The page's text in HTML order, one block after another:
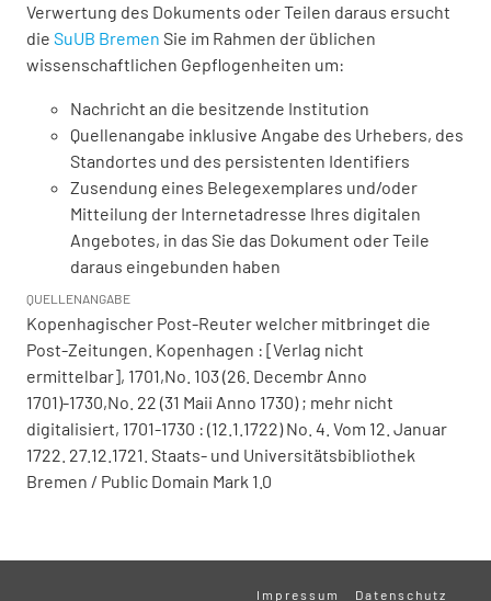
Verwertung des Dokuments oder Teilen daraus ersucht
die SuUB Bremen Sie im Rahmen der üblichen
wissenschaftlichen Gepflogenheiten um:
Nachricht an die besitzende Institution
Quellenangabe inklusive Angabe des Urhebers, des
Standortes und des persistenten Identifiers
Zusendung eines Belegexemplares und/oder
Mitteilung der Internetadresse Ihres digitalen
Angebotes, in das Sie das Dokument oder Teile
daraus eingebunden haben
QUELLENANGABE
Kopenhagischer Post-Reuter welcher mitbringet die
Post-Zeitungen. Kopenhagen : [Verlag nicht
ermittelbar], 1701,No. 103 (26. Decembr Anno
1701)-1730,No. 22 (31 Maii Anno 1730) ; mehr nicht
digitalisiert, 1701-1730 : (12.1.1722) No. 4. Vom 12. Januar
1722. 27.12.1721. Staats- und Universitätsbibliothek
Bremen / Public Domain Mark 1.0
Impressum Datenschutz